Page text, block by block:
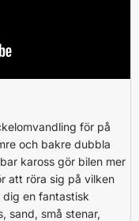
för på
och bakre dubbla
kaross gör bilen mer
att röra sig på vilken
en fantastisk
sand, små stenar,